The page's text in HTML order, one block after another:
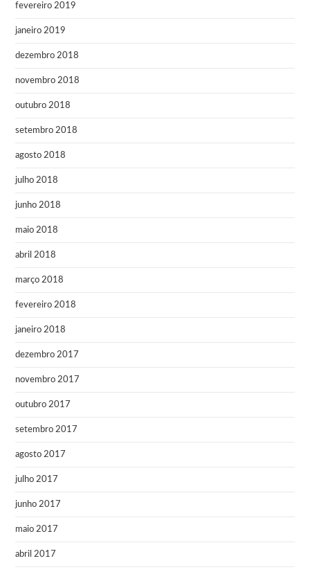
fevereiro 2019
janeiro 2019
dezembro 2018
novembro 2018
outubro 2018
setembro 2018
agosto 2018
julho 2018
junho 2018
maio 2018
abril 2018
março 2018
fevereiro 2018
janeiro 2018
dezembro 2017
novembro 2017
outubro 2017
setembro 2017
agosto 2017
julho 2017
junho 2017
maio 2017
abril 2017